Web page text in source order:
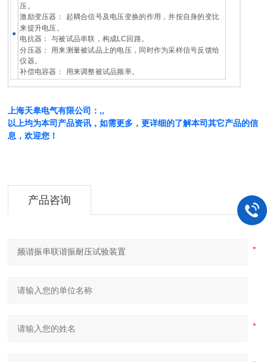
●
压。
激励变压器： 起耦合信号及电压变换的作用，并按自身的变比
来提升电压。
电抗器： 与被试品串联，构成LC回路。
分压器： 用来测量被试品上的电压，同时作为采样信号反馈给
仪器。
补偿电容器： 用来调整被试品频率。
上海天皋电气有限公司：,,
以上均为本司产品资讯，如需更多，更详细的了解本司其它产品的信
息，欢迎您！
产品咨询